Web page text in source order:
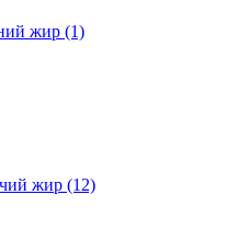
жир (1)
жир (12)